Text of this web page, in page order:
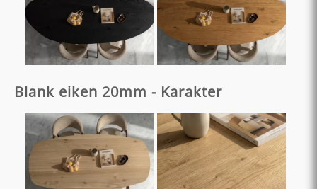
Blank eiken 20mm - Karakter